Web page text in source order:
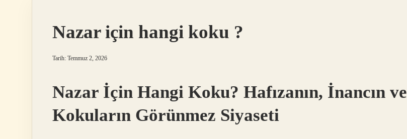
Nazar için hangi koku ?
Tarih: Temmuz 2, 2026
Nazar İçin Hangi Koku? Hafızanın, İnancın ve
Kokuların Görünmez Siyaseti